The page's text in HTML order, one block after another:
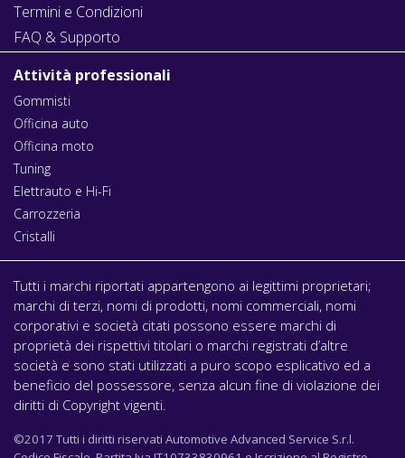
Termini e Condizioni
FAQ & Supporto
Attività professionali
Gommisti
Officina auto
Officina moto
Tuning
Elettrauto e Hi-Fi
Carrozzeria
Cristalli
Tutti i marchi riportati appartengono ai legittimi proprietari;
marchi di terzi, nomi di prodotti, nomi commerciali, nomi
corporativi e società citati possono essere marchi di
proprietà dei rispettivi titolari o marchi registrati d’altre
società e sono stati utilizzati a puro scopo esplicativo ed a
beneficio del possessore, senza alcun fine di violazione dei
diritti di Copyright vigenti.
©2017 Tutti i diritti riservati Automotive Advanced Service S.r.l.